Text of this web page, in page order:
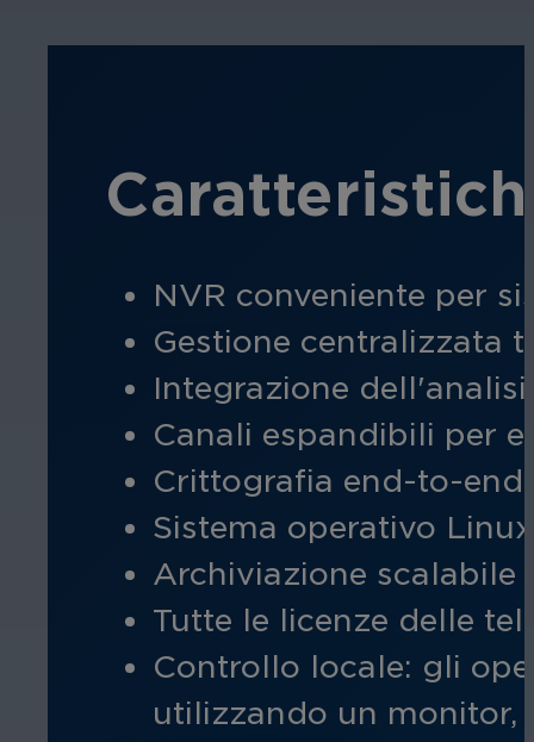
NVR conveniente per
Gestione centralizzata
Integrazione
Canali espandibili per
Crittografia end-to-
Sistema operativo
Archiviazione scalabile
Tutte le licenze delle
Controllo locale: gli
utilizzando un monitor,